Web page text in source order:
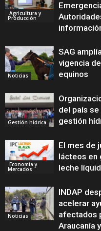
Agricultura y
Producción
Noticias
SAG
vigencia
equinos
Gestión hídrica
del país
gestión
Economía y
Mercados
El mes de
lácteos en
leche
Noticias
INDAP
acelerar
afectados
Araucanía